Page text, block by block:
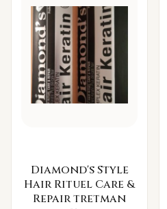
Diamond's Style
Hair Rituel Care &
Repair tretman